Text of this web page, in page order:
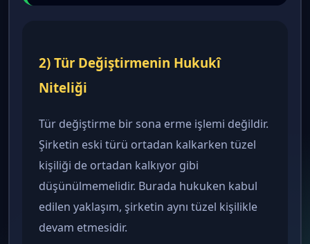
2) Tür Değiştirmenin Hukukî
Niteliği
Tür değiştirme bir sona erme işlemi değildir.
Şirketin eski türü ortadan kalkarken tüzel
kişiliği de ortadan kalkıyor gibi
düşünülmemelidir. Burada hukuken kabul
edilen yaklaşım, şirketin aynı tüzel kişilikle
devam etmesidir.